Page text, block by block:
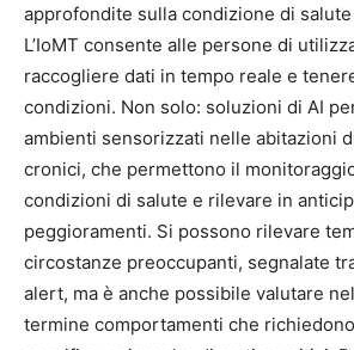
approfondite sulla condizione di
L’IoMT consente alle persone di
raccogliere dati in tempo reale e
condizioni. Non solo: soluzioni di AI
ambienti sensorizzati nelle abitazioni
cronici, che permettono il
condizioni di salute e rilevare in
peggioramenti. Si possono rilevare
circostanze preoccupanti, segnalate
alert, ma è anche possibile valutare
termine comportamenti che